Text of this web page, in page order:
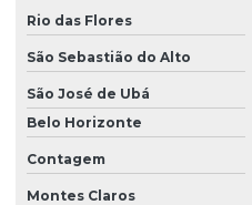
Rio das Flores
São Sebastião do Alto
São José de Ubá
Belo Horizonte
Contagem
Montes Claros